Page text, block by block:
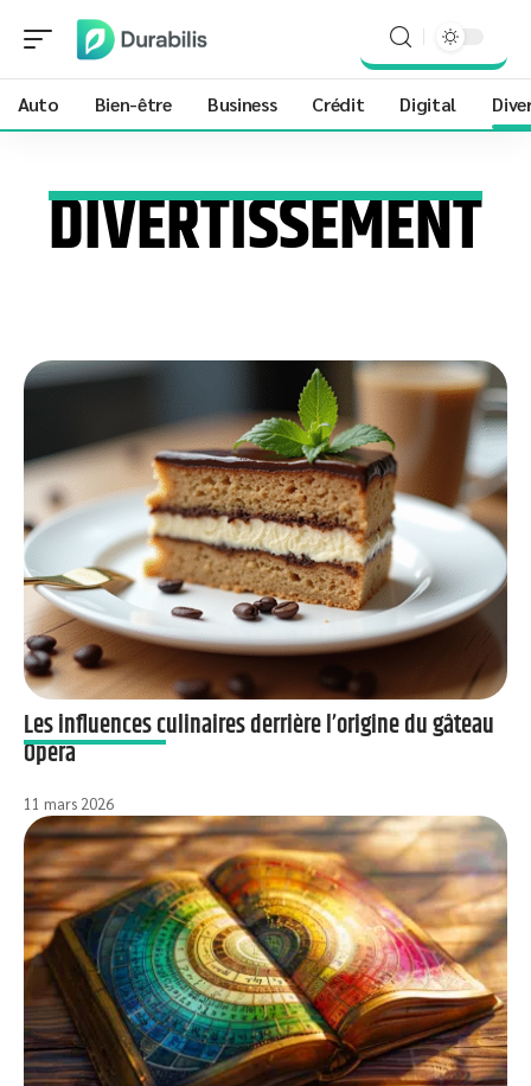
Auto Bien-être Business Crédit Digital
DIVERTISSEMENT
Les influences culinaires derrière l’origine du gâteau
Opéra
11 mars 2026